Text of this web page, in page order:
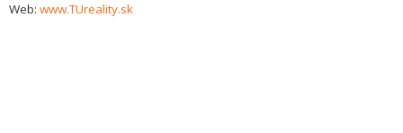
Web: www.TUreality.sk